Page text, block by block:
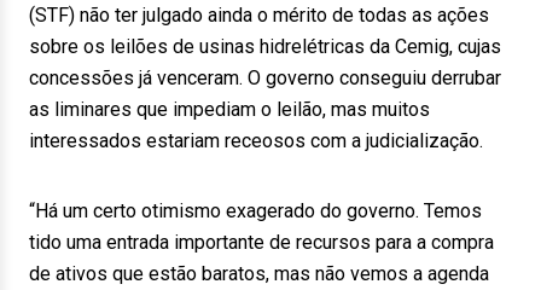
(STF) não ter julgado ainda o mérito de todas as ações
sobre os leilões de usinas hidrelétricas da Cemig, cujas
concessões já venceram. O governo conseguiu derrubar
as liminares que impediam o leilão, mas muitos
interessados estariam receosos com a judicialização.
“Há um certo otimismo exagerado do governo. Temos
tido uma entrada importante de recursos para a compra
de ativos que estão baratos, mas não vemos a agenda